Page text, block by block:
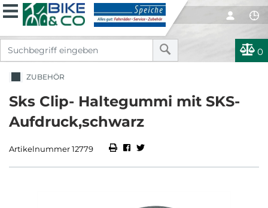
0
ZUBEHÖR
Sks Clip- Haltegummi mit SKS-
Aufdruck,schwarz
Artikelnummer 12779